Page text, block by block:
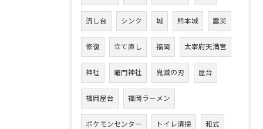
流し台 シンク 城 熊本城 震災
修復 立て直し 福岡 太宰府天満宮
神社 竈門神社 鬼滅の刃 屋台
福岡屋台 福岡ラーメン
ポケモンセンター トイレ清掃 和式